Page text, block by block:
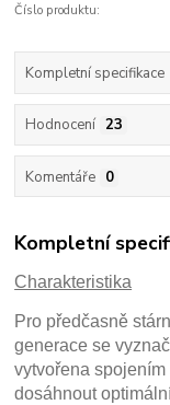
Číslo produktu:
Kompletní specifikace
Hodnocení 23
Komentáře 0
Kompletní
Charakteristika
Pro předčasně
generace se
vytvořena
dosáhnout